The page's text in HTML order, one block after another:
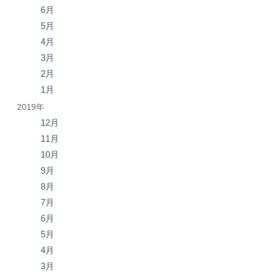
6月
5月
4月
3月
2月
1月
2019年
12月
11月
10月
9月
8月
7月
6月
5月
4月
3月